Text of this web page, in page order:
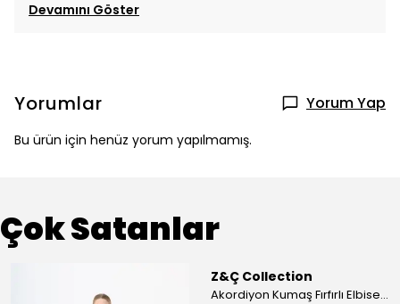
Devamını Göster
Yorumlar Yorum Yap
Bu ürün için henüz yorum yapılmamış.
Çok Satanlar
Z&Ç Collection
Akordiyon Kumaş Fırfırlı Elbise - Mavi